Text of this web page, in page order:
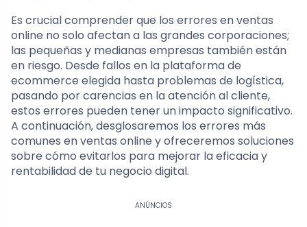
Es crucial comprender que los errores en ventas
online no solo afectan a las grandes corporaciones;
las pequeñas y medianas empresas también están
en riesgo. Desde fallos en la plataforma de
ecommerce elegida hasta problemas de logística,
pasando por carencias en la atención al cliente,
estos errores pueden tener un impacto significativo.
A continuación, desglosaremos los errores más
comunes en ventas online y ofreceremos soluciones
sobre cómo evitarlos para mejorar la eficacia y
rentabilidad de tu negocio digital.
ANÚNCIOS